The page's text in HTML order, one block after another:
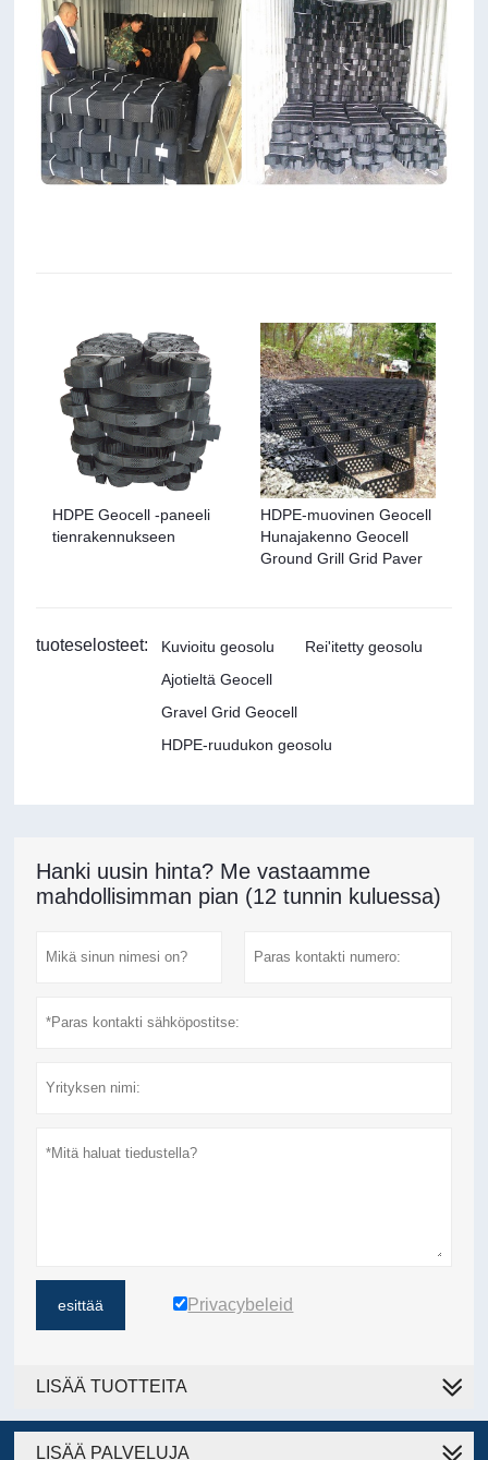
HDPE Geocell -paneeli
tienrakennukseen
HDPE-muovinen Geocell
Hunajakenno Geocell
Ground Grill Grid Paver
tuoteselosteet: Kuvioitu geosolu
Rei'itetty geosolu
Ajotieltä Geocell
Gravel Grid Geocell
HDPE-ruudukon geosolu
Hanki uusin hinta? Me vastaamme
mahdollisimman pian (12 tunnin kuluessa)
esittää Privacybeleid
LISÄÄ TUOTTEITA
LISÄÄ PALVELUJA